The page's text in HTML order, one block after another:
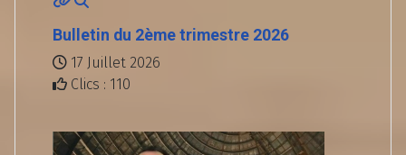
Bulletin du 2ème trimestre 2026
17 Juillet 2026
Clics : 110